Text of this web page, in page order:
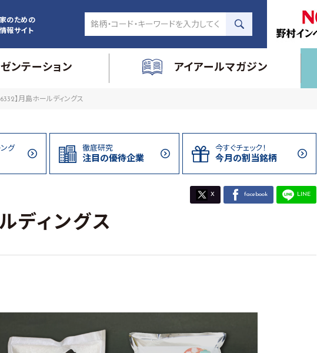
のための
報サイト
ンテーション アイアールマガジン
6332】月島ホールディングス
グ 徹底研究
注目の優待企業
今すぐチェック！
今月の割当銘柄
X facebook LINE
ディングス